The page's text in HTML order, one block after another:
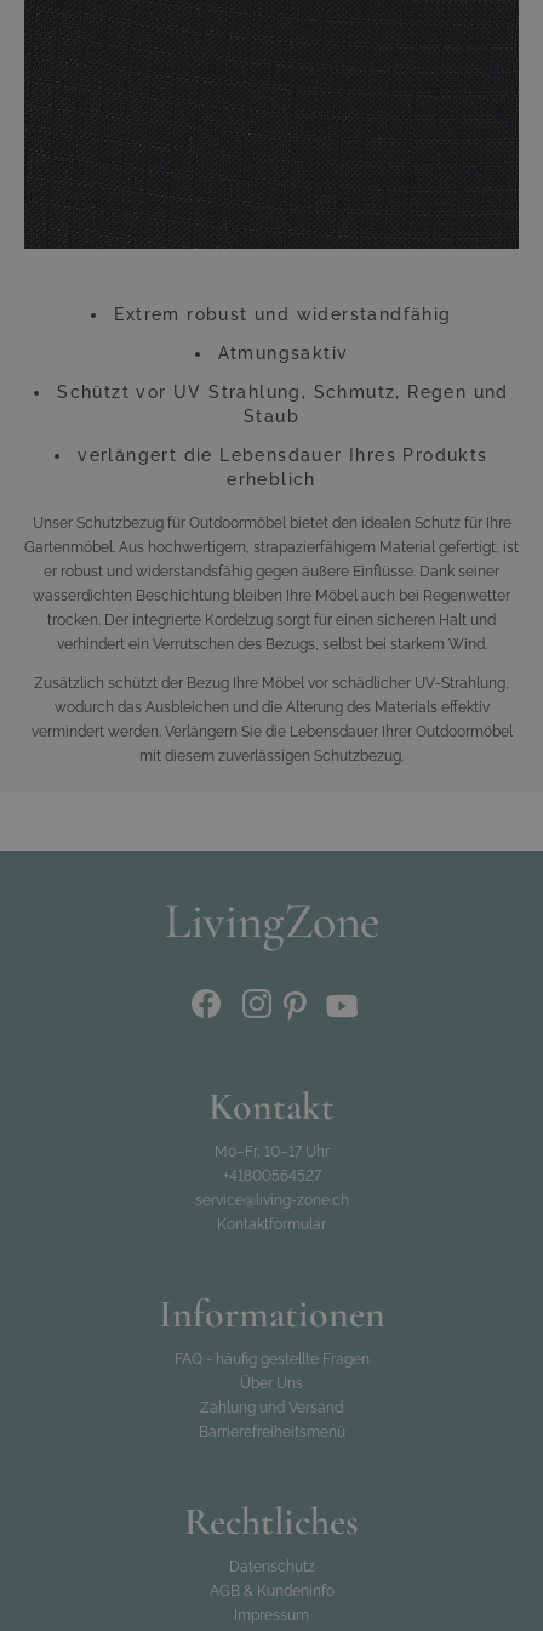
Handumdrehen erledigt. Der dadurch zu erzielende Nutzen hält ungleich
länger an. Die Überwürfe trotzen zu heftiger Einstrahlung von Sonne und
anderen ungünstigen Wetterverhältnissen. Gerade an diesem Zubehör
sollten Sie also keinesfalls sparen. Diese kleine Investition wird sich
Hundertfach auszahlen, so dass Sie sich lange Zeit an Ihren wie neu
aussehenden Möbeln werden erfreuen können.
Bitte beachten Sie, dass sich die Überzüge aufgrund der UV-Strahlung
farblich verändern können. Dies beeinträchtigt jedoch weder die
Funktion, noch die Langlebigkeit des Überzugs. Der Überzug besteht aus
Polyester.
Extrem robust und widerstandfähig
Atmungsaktiv
Schützt vor UV Strahlung, Schmutz, Regen und
Staub
verlängert die Lebensdauer Ihres Produkts
erheblich
Unser Schutzbezug für Outdoormöbel bietet den idealen Schutz für Ihre
Gartenmöbel. Aus hochwertigem, strapazierfähigem Material gefertigt, ist
er robust und widerstandsfähig gegen äußere Einflüsse. Dank seiner
wasserdichten Beschichtung bleiben Ihre Möbel auch bei Regenwetter
trocken. Der integrierte Kordelzug sorgt für einen sicheren Halt und
verhindert ein Verrutschen des Bezugs, selbst bei starkem Wind.
Zusätzlich schützt der Bezug Ihre Möbel vor schädlicher UV-Strahlung,
wodurch das Ausbleichen und die Alterung des Materials effektiv
vermindert werden. Verlängern Sie die Lebensdauer Ihrer Outdoormöbel
mit diesem zuverlässigen Schutzbezug.
Kontakt
Mo–Fr, 10–17 Uhr
+41800564527
service@living-zone.ch
Kontaktformular
Informationen
FAQ - häufig gestellte Fragen
Über Uns
Zahlung und Versand
Barrierefreiheitsmenü
Rechtliches
Datenschutz
AGB & Kundeninfo
Impressum